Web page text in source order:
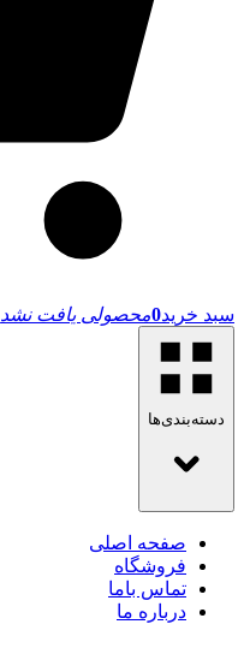
سبد خرید0محصولی یافت نشد
دسته‌بندی‌ها
صفحه اصلی
فروشگاه
تماس باما
درباره ما